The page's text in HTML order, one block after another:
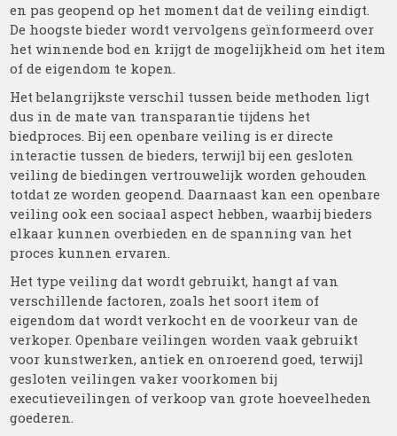
en pas geopend op het moment dat de veiling eindigt.
De hoogste bieder wordt vervolgens geïnformeerd over
het winnende bod en krijgt de mogelijkheid om het item
of de eigendom te kopen.
Het belangrijkste verschil tussen beide methoden ligt
dus in de mate van transparantie tijdens het
biedproces. Bij een openbare veiling is er directe
interactie tussen de bieders, terwijl bij een gesloten
veiling de biedingen vertrouwelijk worden gehouden
totdat ze worden geopend. Daarnaast kan een openbare
veiling ook een sociaal aspect hebben, waarbij bieders
elkaar kunnen overbieden en de spanning van het
proces kunnen ervaren.
Het type veiling dat wordt gebruikt, hangt af van
verschillende factoren, zoals het soort item of
eigendom dat wordt verkocht en de voorkeur van de
verkoper. Openbare veilingen worden vaak gebruikt
voor kunstwerken, antiek en onroerend goed, terwijl
gesloten veilingen vaker voorkomen bij
executieveilingen of verkoop van grote hoeveelheden
goederen.